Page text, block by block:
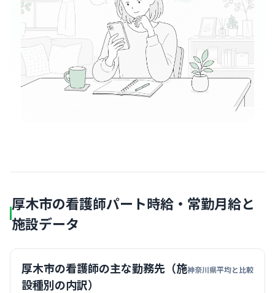
厚木市の看護師パート時給・常勤月給と
施設データ
厚木市の看護師の主な勤務先（施
設種別の内訳）
神奈川県平均と比較